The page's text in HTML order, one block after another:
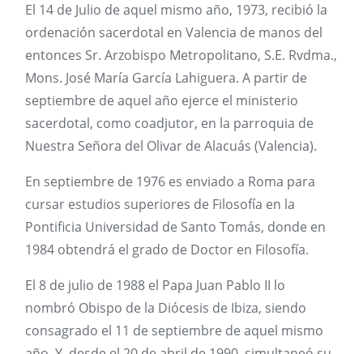
El 14 de Julio de aquel mismo año, 1973, recibió la
ordenación sacerdotal en Valencia de manos del
entonces Sr. Arzobispo Metropolitano, S.E. Rvdma.,
Mons. José María García Lahiguera. A partir de
septiembre de aquel año ejerce el ministerio
sacerdotal, como coadjutor, en la parroquia de
Nuestra Señora del Olivar de Alacuás (Valencia).
En septiembre de 1976 es enviado a Roma para
cursar estudios superiores de Filosofía en la
Pontificia Universidad de Santo Tomás, donde en
1984 obtendrá el grado de Doctor en Filosofía.
El 8 de julio de 1988 el Papa Juan Pablo II lo
nombró Obispo de la Diócesis de Ibiza, siendo
consagrado el 11 de septiembre de aquel mismo